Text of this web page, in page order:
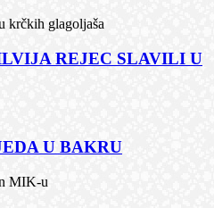
krčkih glagoljaša
REJEC SLAVILI U
U BAKRU
MIK-u